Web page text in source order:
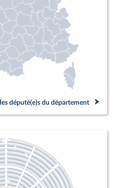
député(e)s du département